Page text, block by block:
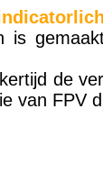
de
van FPV